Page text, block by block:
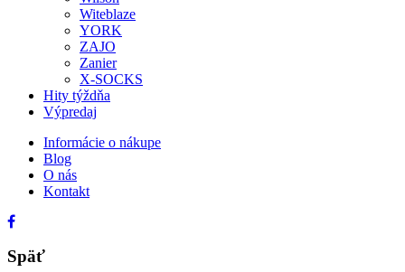
Witeblaze
YORK
ZAJO
Zanier
X-SOCKS
Hity týždňa
Výpredaj
Informácie o nákupe
Blog
O nás
Kontakt
Späť